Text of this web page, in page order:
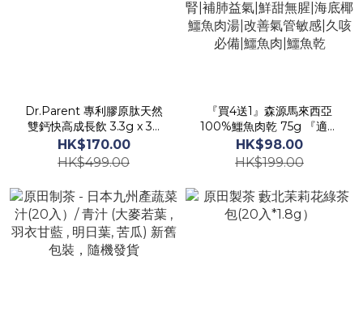
Dr.Parent 專利膠原肽天然
雙鈣快高成長飲 3.3g x 30
包
HK$170.00
HK$499.00
『買4送1』森源馬來西亞
100%鱷魚肉乾 75g 『適合
關注氣管健康人士』天然鹹
水鱷魚肉乾|氣管敏感|滋陰
補腎|補肺益氣|鮮甜無腥|海
底椰鱷魚肉湯|改善氣管敏
感|久咳必備|鱷魚肉|鱷魚乾
HK$98.00
HK$199.00